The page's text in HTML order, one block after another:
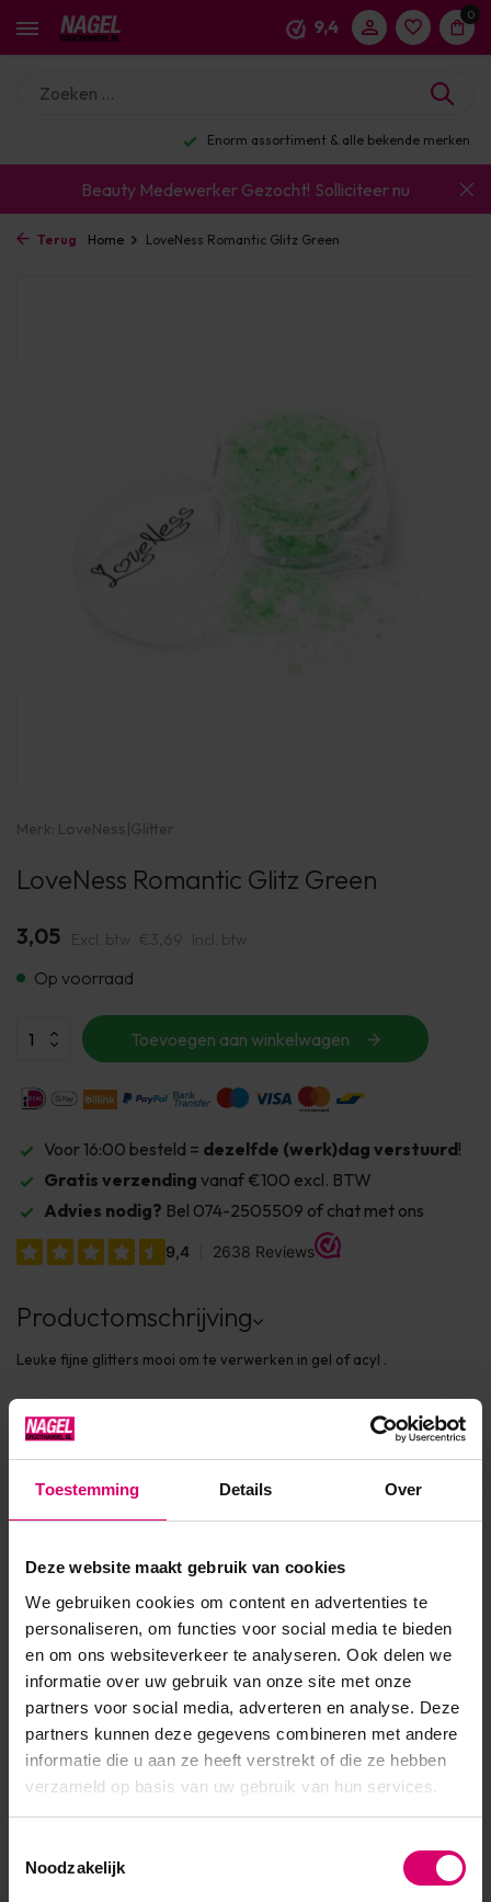
Toestemming Details Over
Deze website maakt gebruik van cookies
We gebruiken cookies om content en advertenties te
personaliseren, om functies voor social media te bieden
en om ons websiteverkeer te analyseren. Ook delen we
informatie over uw gebruik van onze site met onze
partners voor social media, adverteren en analyse. Deze
partners kunnen deze gegevens combineren met andere
informatie die u aan ze heeft verstrekt of die ze hebben
verzameld op basis van uw gebruik van hun services.
Noodzakelijk
9,4
0
Enorm assortiment & alle bekende merken
Beauty Medewerker Gezocht! Solliciteer nu
Terug Home LoveNess Romantic Glitz Green
Merk: LoveNess|Glitter
LoveNess Romantic Glitz Green
3,05 Excl. btw €3,69 Incl. btw
Op voorraad
Toevoegen aan winkelwagen
Voor 16:00 besteld = dezelfde (werk)dag verstuurd!
Gratis verzending vanaf €100 excl. BTW
Advies nodig? Bel 074-2505509 of chat met ons
Productomschrijving
Leuke fijne glitters mooi om te verwerken in gel of acyl .
Product specificaties
Artikelnummer 53870